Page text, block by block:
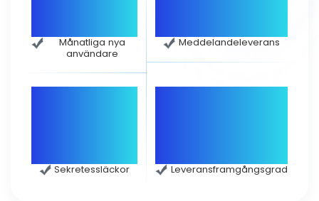
Månatliga nya
användare
Meddelandeleverans
Sekretessläckor Leveransframgångsgrad